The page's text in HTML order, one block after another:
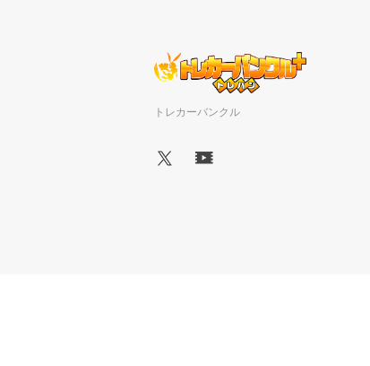
トレカーバンクル